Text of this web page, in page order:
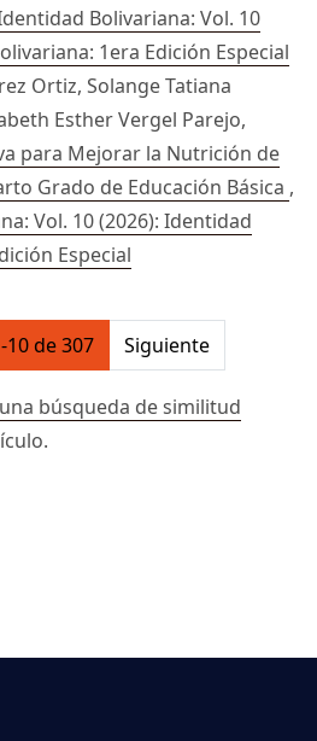
Bolivariana: Vol. 10
1era Edición Especial
Ortiz, Solange Tatiana
Esther Vergel Parejo,
para Mejorar la Nutrición de
Grado de Educación Básica ,
Vol. 10 (2026): Identidad
Especial
10 de 307 Siguiente
búsqueda de similitud